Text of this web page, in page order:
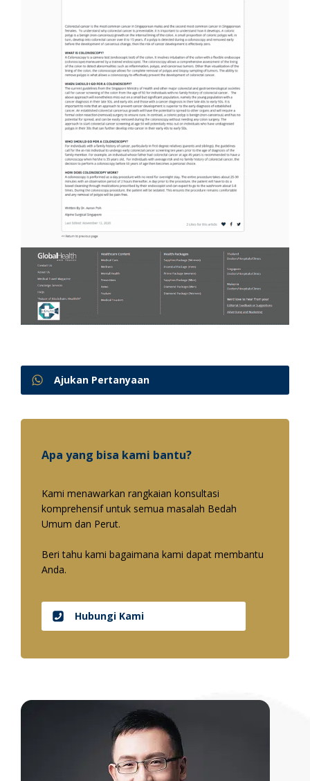
Ajukan Pertanyaan
Apa yang bisa kami bantu?
Kami menawarkan rangkaian konsultasi
komprehensif untuk semua masalah Bedah
Umum dan Perut.
Beri tahu kami bagaimana kami dapat membantu
Anda.
Hubungi Kami